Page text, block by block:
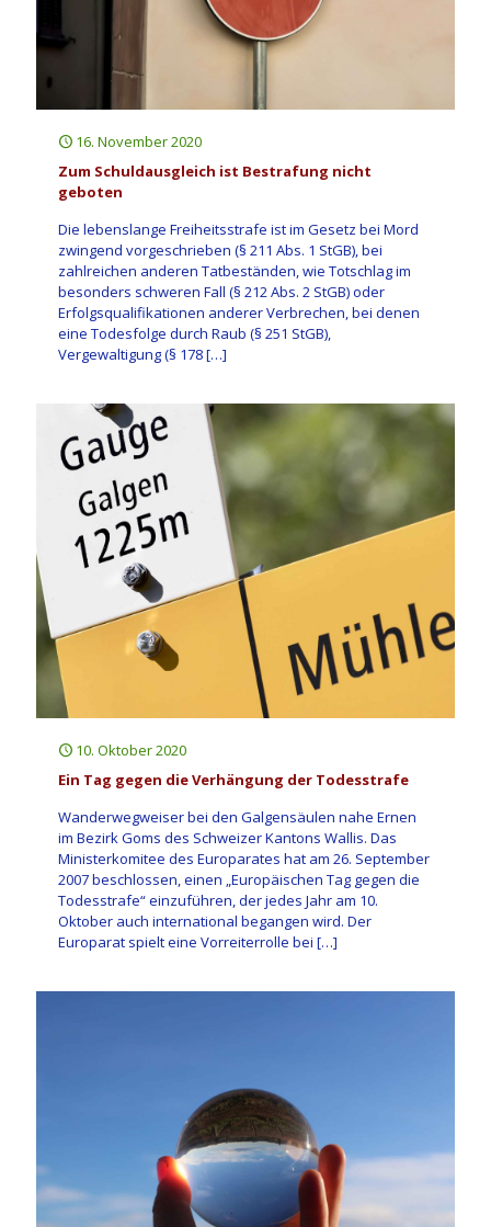
16. November 2020
Zum Schuldausgleich ist Bestrafung nicht
geboten
Die lebenslange Freiheitsstrafe ist im Gesetz bei Mord
zwingend vorgeschrieben (§ 211 Abs. 1 StGB), bei
zahlreichen anderen Tatbeständen, wie Totschlag im
besonders schweren Fall (§ 212 Abs. 2 StGB) oder
Erfolgsqualifikationen anderer Verbrechen, bei denen
eine Todesfolge durch Raub (§ 251 StGB),
Vergewaltigung (§ 178[…]
10. Oktober 2020
Ein Tag gegen die Verhängung der Todesstrafe
Wanderwegweiser bei den Galgensäulen nahe Ernen
im Bezirk Goms des Schweizer Kantons Wallis. Das
Ministerkomitee des Europarates hat am 26. September
2007 beschlossen, einen „Europäischen Tag gegen die
Todesstrafe“ einzuführen, der jedes Jahr am 10.
Oktober auch international begangen wird. Der
Europarat spielt eine Vorreiterrolle bei […]